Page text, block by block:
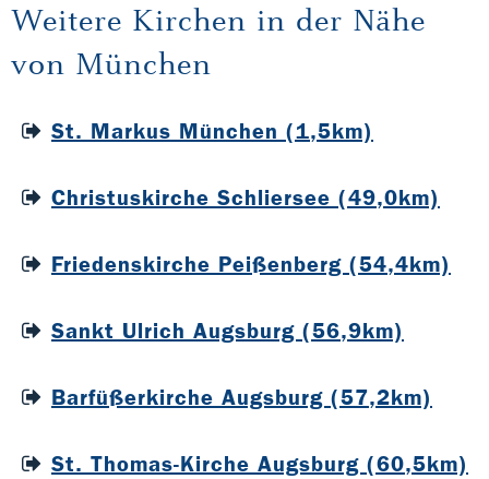
Weitere Kirchen in der Nähe
von München
St. Markus München (1,5km)
Christuskirche Schliersee (49,0km)
Friedenskirche Peißenberg (54,4km)
Sankt Ulrich Augsburg (56,9km)
Barfüßerkirche Augsburg (57,2km)
St. Thomas-Kirche Augsburg (60,5km)